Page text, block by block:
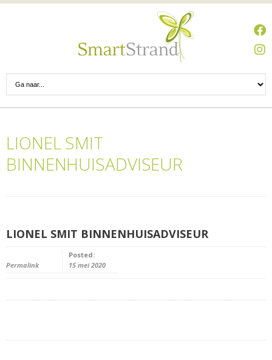
LIONEL SMIT
BINNENHUISADVISEUR
LIONEL SMIT BINNENHUISADVISEUR
Permalink
Posted:
15 mei 2020